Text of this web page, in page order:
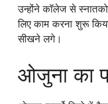
उन्होंने कॉलेज से
लिए काम करना शुरू
सीखने लगे।
ओजुना का